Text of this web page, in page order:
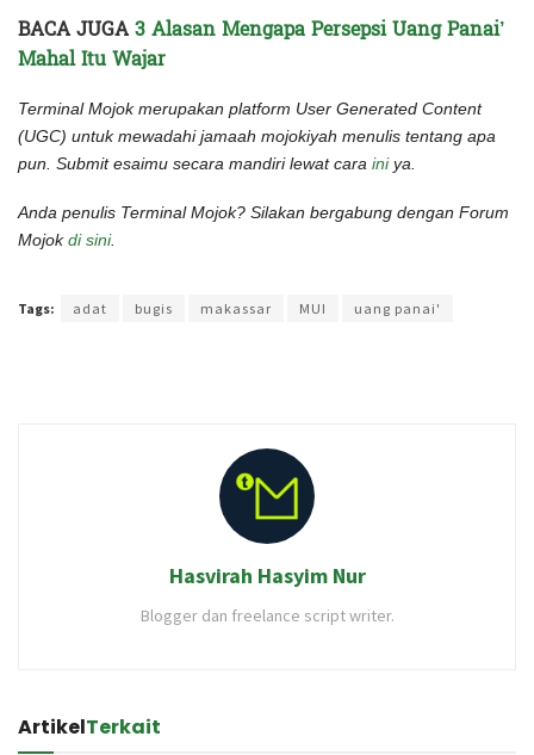
BACA JUGA3 Alasan Mengapa Persepsi Uang Panai’
Mahal Itu Wajar
Terminal Mojok merupakan platform User Generated Content
(UGC) untuk mewadahi jamaah mojokiyah menulis tentang apa
pun. Submit esaimu secara mandiri lewat cara iniya.
Anda penulis Terminal Mojok? Silakan bergabung dengan Forum
Mojokdi sini.
Tags: adat bugis makassar MUI uang panai'
Hasvirah Hasyim Nur
Blogger dan freelance script writer.
ArtikelTerkait